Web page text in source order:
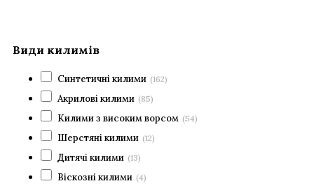
Види килимів
Синтетичні килими (162)
Акрилові килими (85)
Килими з високим ворсом (54)
Шерстяні килими (12)
Дитячі килими (13)
Віскозні килими (4)